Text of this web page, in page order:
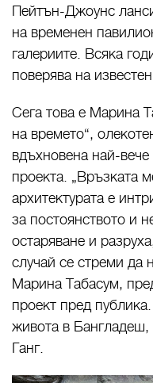
Пейтън-Джоунс
на временен
галериите. Всяка
поверява на
Сега това е Марина
на времето“,
вдъхновена най-
проекта. „Връзката
архитектурата е
за постоянството и
остаряване и
случай се стреми да
Марина Табасум,
проект пред
живота в Бангладеш,
Ганг.